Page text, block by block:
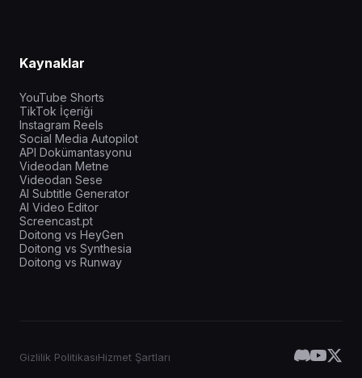
Kaynaklar
YouTube Shorts
TikTok İçeriği
Instagram Reels
Social Media Autopilot
API Dokümantasyonu
Videodan Metne
Videodan Sese
AI Subtitle Generator
AI Video Editor
Screencast.pt
Doitong vs HeyGen
Doitong vs Synthesia
Doitong vs Runway
Gizlilik PolitikasıHizmet Şartları